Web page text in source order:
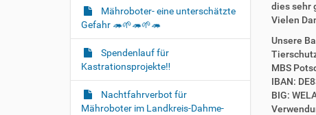
dies sehr
Vielen
Unsere
MBS
IBAN:
BIG:
Mähroboter- eine unterschätzte
Gefahr 🦔🌱🦔🌱🦔
Spendenlauf für
Kastrationsprojekte‼️
Nachtfahrverbot für
Mähroboter im Landkreis-Dahme-